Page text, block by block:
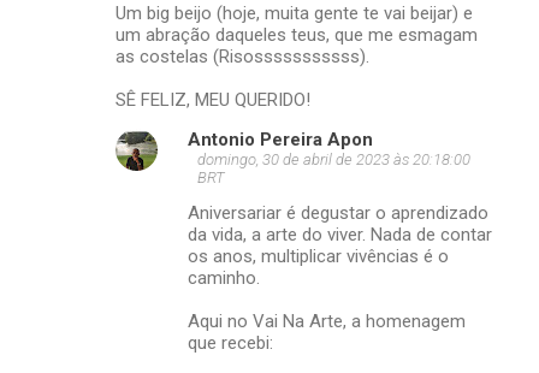
Um big beijo (hoje, muita gente te vai beijar) e
um abração daqueles teus, que me esmagam
as costelas (Risosssssssssss).
SÊ FELIZ, MEU QUERIDO!
Antonio Pereira Apon
domingo, 30 de abril de 2023 às 20:18:00
BRT
Aniversariar é degustar o aprendizado
da vida, a arte do viver. Nada de contar
os anos, multiplicar vivências é o
caminho.
Aqui no Vai Na Arte, a homenagem
que recebi: